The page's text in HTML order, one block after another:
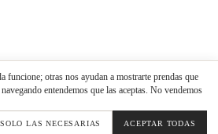
funcione; otras nos ayudan a mostrarte prendas que
entendemos que las aceptas. No vendemos
SOLO LAS NECESARIAS ACEPTAR TODAS